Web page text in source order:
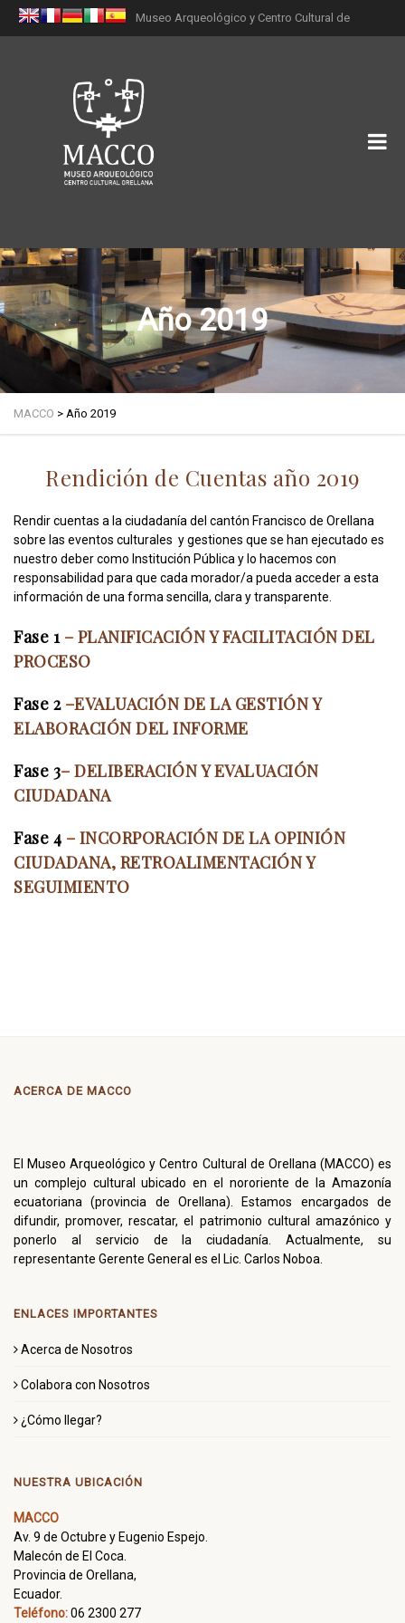
Museo Arqueológico y Centro Cultural de
Año 2019
MACCO > Año 2019
Rendición de Cuentas año 2019
Rendir cuentas a la ciudadanía del cantón Francisco de Orellana
sobre las eventos culturales y gestiones que se han ejecutado es
nuestro deber como Institución Pública y lo hacemos con
responsabilidad para que cada morador/a pueda acceder a esta
información de una forma sencilla, clara y transparente.
Fase 1– PLANIFICACIÓN Y FACILITACIÓN DEL
PROCESO
Fase 2–EVALUACIÓN DE LA GESTIÓN Y
ELABORACIÓN DEL INFORME
Fase 3– DELIBERACIÓN Y EVALUACIÓN
CIUDADANA
Fase 4 – INCORPORACIÓN DE LA OPINIÓN
CIUDADANA, RETROALIMENTACIÓN Y
SEGUIMIENTO
ACERCA DE MACCO
El Museo Arqueológico y Centro Cultural de Orellana (MACCO) es
un complejo cultural ubicado en el nororiente de la Amazonía
ecuatoriana (provincia de Orellana). Estamos encargados de
difundir, promover, rescatar, el patrimonio cultural amazónico y
ponerlo al servicio de la ciudadanía. Actualmente, su
representante Gerente General es el Lic. Carlos Noboa.
ENLACES IMPORTANTES
Acerca de Nosotros
Colabora con Nosotros
¿Cómo llegar?
NUESTRA UBICACIÓN
MACCO
Av. 9 de Octubre y Eugenio Espejo.
Malecón de El Coca.
Provincia de Orellana,
Ecuador.
Teléfono:06 2300 277